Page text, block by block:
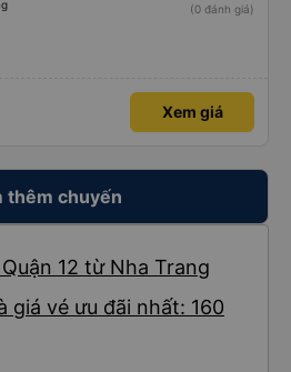
(0 đánh giá)
Xem giá
thêm chuyến
12 từ Nha Trang
giá vé ưu đãi nhất: 160